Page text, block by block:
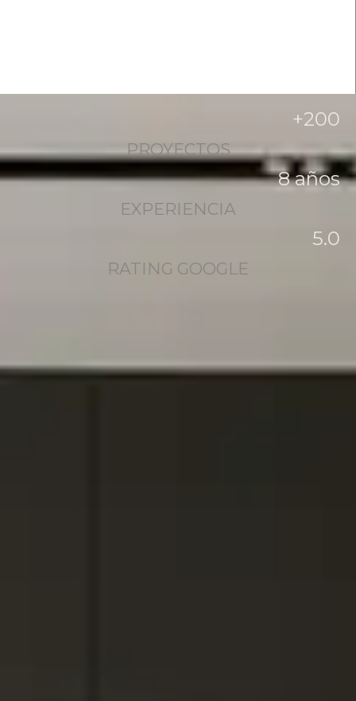
PROYECTOS
+200
EXPERIENCIA
8 años
RATING GOOGLE
5.0